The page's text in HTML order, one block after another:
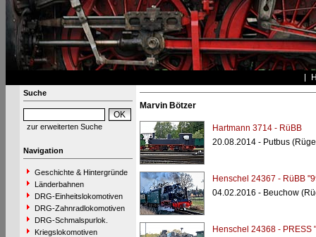
Suche
zur erweiterten Suche
Navigation
Geschichte & Hintergründe
Länderbahnen
DRG-Einheitslokomotiven
DRG-Zahnradlokomotiven
DRG-Schmalspurlok.
Kriegslokomotiven
Marvin Bötzer
Hartmann 3714 - RüBB
20.08.2014 - Putbus
Henschel 24367 - RüBB
04.02.2016 - Beuchow
Henschel 24368 - PRESS